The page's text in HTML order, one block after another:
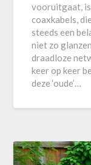
vooruitgaat,
coaxkabels,
steeds een
niet zo
draadloze
keer op keer
deze ‘oude’…